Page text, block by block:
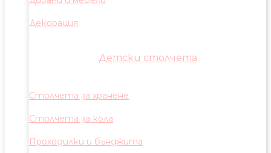
Декорация
Детски столчета
Столчета за хранене
Столчета за кола
Проходилки и бънджита